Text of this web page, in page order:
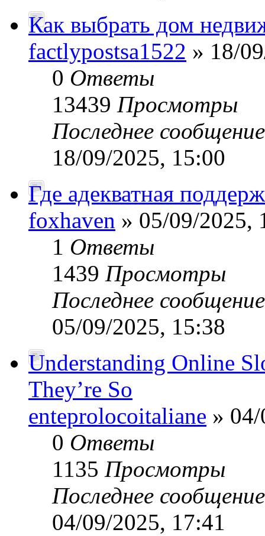
Как выбрать дом
factlypostsa1522 » 18/
0 Ответы
13439 Просмотры
Последнее
18/09/2025, 15:00
Где адекватная
foxhaven » 05/09/2025,
1 Ответы
1439 Просмотры
Последнее
05/09/2025, 15:38
Understanding Online
They’re So
enteprolocoitaliane »
0 Ответы
1135 Просмотры
Последнее
04/09/2025, 17:41